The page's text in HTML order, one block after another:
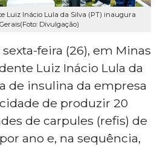
Luiz Inácio Lula da Silva (PT) inaugura
Divulgação)
feira (26), em Minas
Luiz Inácio Lula da
de insulina da empresa
de produzir 20
de carpules (refis) de
ano e, na sequência,